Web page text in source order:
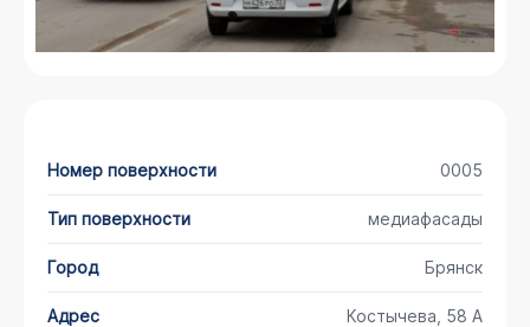
Номер поверхности 0005
Тип поверхности медиафасады
Город Брянск
Адрес Костычева, 58 А